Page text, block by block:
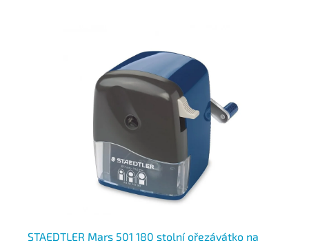
STAEDTLER Mars 501 180 stolní ořezávátko na